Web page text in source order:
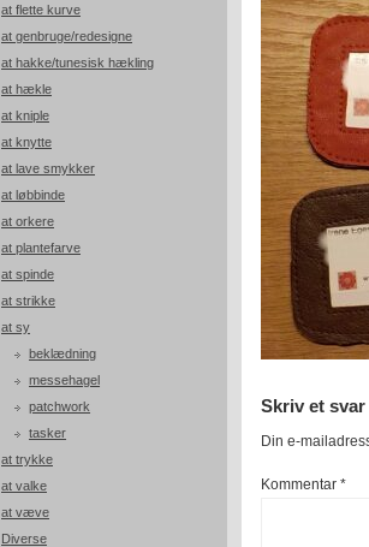
at flette kurve
at genbruge/redesigne
at hakke/tunesisk hækling
at hækle
at kniple
at knytte
at lave smykker
at løbbinde
at orkere
at plantefarve
at spinde
at strikke
at sy
beklædning
messehagel
patchwork
tasker
at trykke
at valke
at væve
Diverse
Skriv et svar
Din e-
Kommentar *